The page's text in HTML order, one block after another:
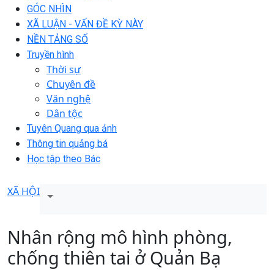
GÓC NHÌN
XÃ LUẬN - VẤN ĐỀ KỲ NÀY
NỀN TẢNG SỐ
Truyền hình
Thời sự
Chuyên đề
Văn nghệ
Dân tộc
Tuyên Quang qua ảnh
Thông tin quảng bá
Học tập theo Bác
XÃ HỘI
Nhân rộng mô hình phòng,
chống thiên tai ở Quản Bạ